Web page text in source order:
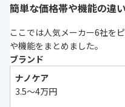
簡単な価格帯や機能の違い
ここでは人気メーカー6社を
や機能をまとめました。
ブランド
ナノケア
3.5〜4万円